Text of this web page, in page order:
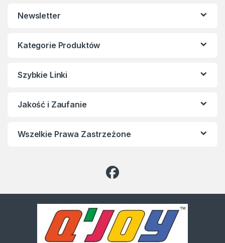
Newsletter
Kategorie Produktów
Szybkie Linki
Jakość i Zaufanie
Wszelkie Prawa Zastrzeżone